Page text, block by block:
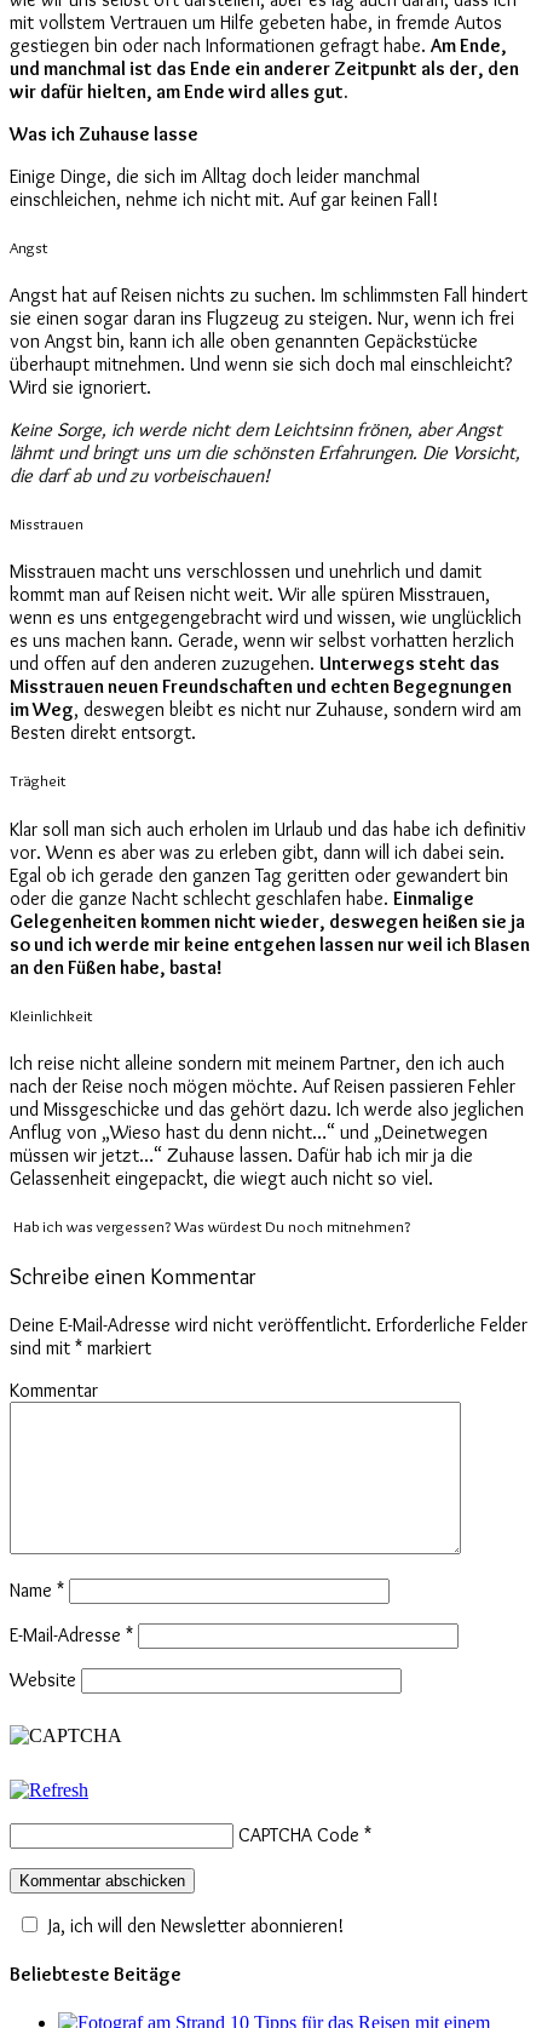
mit vollstem Vertrauen um Hilfe gebeten habe, in fremde Autos
gestiegen bin oder nach Informationen gefragt habe. Am Ende,
und manchmal ist das Ende ein anderer Zeitpunkt als der, den
wir dafür hielten, am Ende wird alles gut.
Was ich Zuhause lasse
Einige Dinge, die sich im Alltag doch leider manchmal
einschleichen, nehme ich nicht mit. Auf gar keinen Fall!
Angst
Angst hat auf Reisen nichts zu suchen. Im schlimmsten Fall hindert
sie einen sogar daran ins Flugzeug zu steigen. Nur, wenn ich frei
von Angst bin, kann ich alle oben genannten Gepäckstücke
überhaupt mitnehmen. Und wenn sie sich doch mal einschleicht?
Wird sie ignoriert.
Keine Sorge, ich werde nicht dem Leichtsinn frönen, aber Angst
lähmt und bringt uns um die schönsten Erfahrungen. Die Vorsicht,
die darf ab und zu vorbeischauen!
Misstrauen
Misstrauen macht uns verschlossen und unehrlich und damit
kommt man auf Reisen nicht weit. Wir alle spüren Misstrauen,
wenn es uns entgegengebracht wird und wissen, wie unglücklich
es uns machen kann. Gerade, wenn wir selbst vorhatten herzlich
und offen auf den anderen zuzugehen. Unterwegs steht das
Misstrauen neuen Freundschaften und echten Begegnungen
im Weg, deswegen bleibt es nicht nur Zuhause, sondern wird am
Besten direkt entsorgt.
Trägheit
Klar soll man sich auch erholen im Urlaub und das habe ich definitiv
vor. Wenn es aber was zu erleben gibt, dann will ich dabei sein.
Egal ob ich gerade den ganzen Tag geritten oder gewandert bin
oder die ganze Nacht schlecht geschlafen habe. Einmalige
Gelegenheiten kommen nicht wieder, deswegen heißen sie ja
so und ich werde mir keine entgehen lassen nur weil ich Blasen
an den Füßen habe, basta!
Kleinlichkeit
Ich reise nicht alleine sondern mit meinem Partner, den ich auch
nach der Reise noch mögen möchte. Auf Reisen passieren Fehler
und Missgeschicke und das gehört dazu. Ich werde also jeglichen
Anflug von „Wieso hast du denn nicht…“ und „Deinetwegen
müssen wir jetzt…“ Zuhause lassen. Dafür hab ich mir ja die
Gelassenheit eingepackt, die wiegt auch nicht so viel.
Hab ich was vergessen? Was würdest Du noch mitnehmen?
Schreibe einen Kommentar
Deine E-Mail-Adresse wird nicht veröffentlicht. Erforderliche Felder
sind mit * markiert
Kommentar
Name *
E-Mail-Adresse *
Website
CAPTCHA Code *
Ja, ich will den Newsletter abonnieren!
Beliebteste Beitäge
10 Tipps für das Reisen mit einem